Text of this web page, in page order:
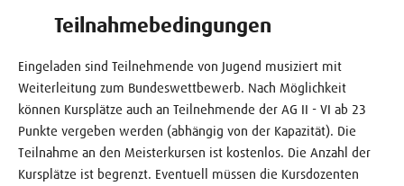
Teilnahmebedingungen
Eingeladen sind Teilnehmende von Jugend musiziert mit
Weiterleitung zum Bundeswettbewerb. Nach Möglichkeit
können Kursplätze auch an Teilnehmende der AG II - VI ab 23
Punkte vergeben werden (abhängig von der Kapazität). Die
Teilnahme an den Meisterkursen ist kostenlos. Die Anzahl der
Kursplätze ist begrenzt. Eventuell müssen die Kursdozenten